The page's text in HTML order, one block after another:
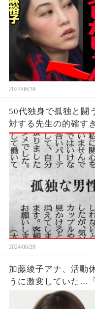
2024/06/29
50代独身で孤独と闘
対する先生の的確す
2024/06/29
加藤綾子アナ、活動
うに激変していた…
てしまったな…」